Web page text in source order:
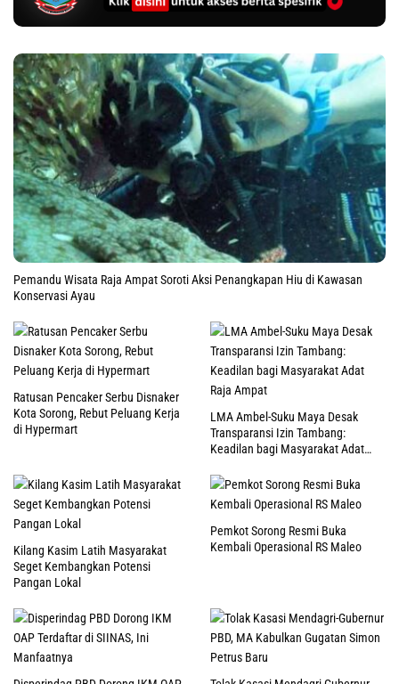
Pemandu Wisata Raja Ampat Soroti Aksi Penangkapan Hiu di Kawasan
Konservasi Ayau
Ratusan Pencaker Serbu Disnaker
Kota Sorong, Rebut Peluang Kerja
di Hypermart
LMA Ambel-Suku Maya Desak
Transparansi Izin Tambang:
Keadilan bagi Masyarakat Adat
Kilang Kasim Latih Masyarakat
Seget Kembangkan Potensi
Pangan Lokal
Pemkot Sorong Resmi Buka
Kembali Operasional RS Maleo